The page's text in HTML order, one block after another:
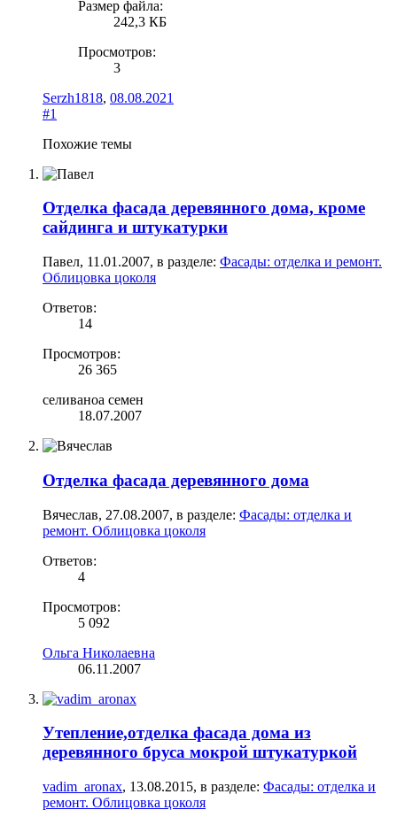
Размер файла:
242,3 КБ
Просмотров:
3
Serzh1818, 08.08.2021
#1
Похожие темы
Отделка фасада деревянного дома, кроме
сайдинга и штукатурки
Павел, 11.01.2007, в разделе: Фасады: отделка и ремонт.
Облицовка цоколя
Ответов:
14
Просмотров:
26 365
селиваноа семен
18.07.2007
Отделка фасада деревянного дома
Вячеслав, 27.08.2007, в разделе: Фасады: отделка и
ремонт. Облицовка цоколя
Ответов:
4
Просмотров:
5 092
Ольга Николаевна
06.11.2007
Утепление,отделка фасада дома из
деревянного бруса мокрой штукатуркой
vadim_aronax, 13.08.2015, в разделе: Фасады: отделка и
ремонт. Облицовка цоколя